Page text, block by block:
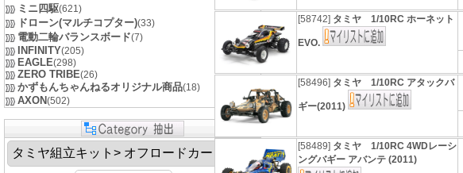
ミニ四駆(621)
ドローン(マルチコプター)(33)
電動二輪バランスボード(7)
INFINITY(205)
EAGLE(298)
ZERO TRIBE(26)
かずもんちゃんねるオリジナル商品(18)
AXON(502)
[58742] タミヤ 1/10RC ホーネット
EVO.
[58496] タミヤ 1/10RC アタックバ
ギー(2011)
[58489] タミヤ 1/10RC 4WDレーシ
ングバギー アバンテ (2011)